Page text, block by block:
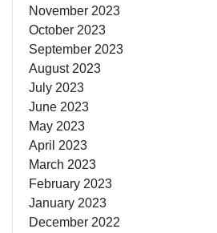
November 2023
October 2023
September 2023
August 2023
July 2023
June 2023
May 2023
April 2023
March 2023
February 2023
January 2023
December 2022